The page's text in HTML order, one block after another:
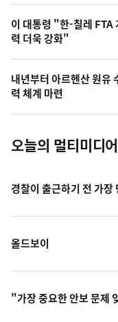
오
늘
의
사
진
이 대통령 "한-칠레
력 더욱 강화"
내년부터 아르헨산 원
력 체계 마련
오늘의 멀티미디어
경찰이 출근하기 전 가장
올드보이
"가장 중요한 안보 문제